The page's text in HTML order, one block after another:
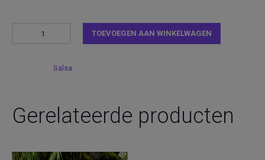
TOEVOEGEN AAN WINKELWAGEN
Salsa
Gerelateerde producten